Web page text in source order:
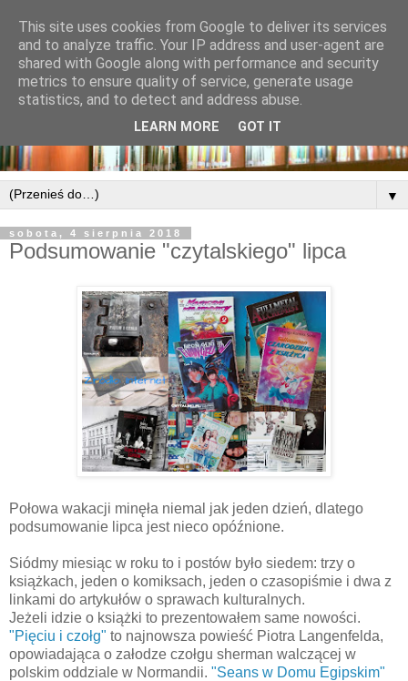
▼
sobota, 4 sierpnia 2018
Podsumowanie "czytalskiego" lipca
Połowa wakacji minęła niemal jak jeden dzień, dlatego
podsumowanie lipca jest nieco opóźnione.
Siódmy miesiąc w roku to i postów było siedem: trzy o
książkach, jeden o komiksach, jeden o czasopiśmie i dwa z
linkami do artykułów o sprawach kulturalnych.
Jeżeli idzie o książki to prezentowałem same nowości.
"Pięciu i czołg" to najnowsza powieść Piotra Langenfelda,
opowiadająca o załodze czołgu sherman walczącej w
polskim oddziale w Normandii. "Seans w Domu Egipskim"
This site uses cookies from Google to deliver its services
and to analyze traffic. Your IP address and user-agent are
shared with Google along with performance and security
metrics to ensure quality of service, generate usage
statistics, and to detect and address abuse.
LEARN MORE GOT IT